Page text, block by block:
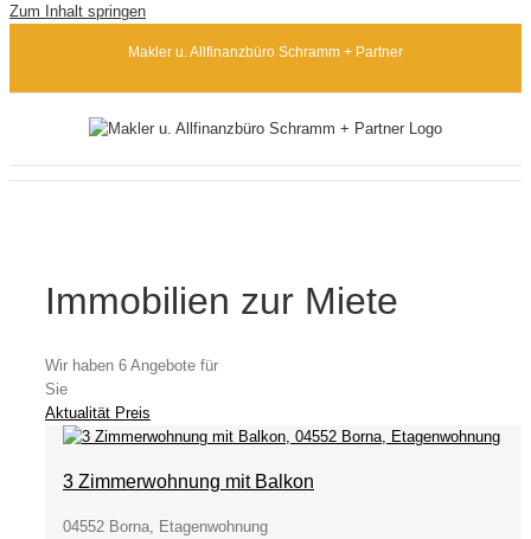
Zum Inhalt springen
Makler u. Allfinanzbüro Schramm + Partner
Immobilien zur Miete
Wir haben 6 Angebote für
Sie
Aktualität Preis
3 Zimmerwohnung mit Balkon
04552 Borna, Etagenwohnung